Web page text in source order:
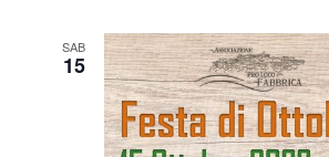
SAB
15